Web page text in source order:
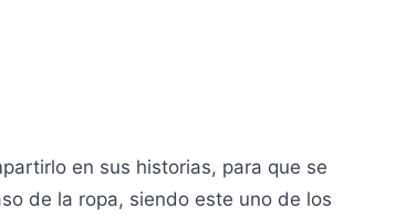
en sus historias, para que se
de la ropa, siendo este uno de los